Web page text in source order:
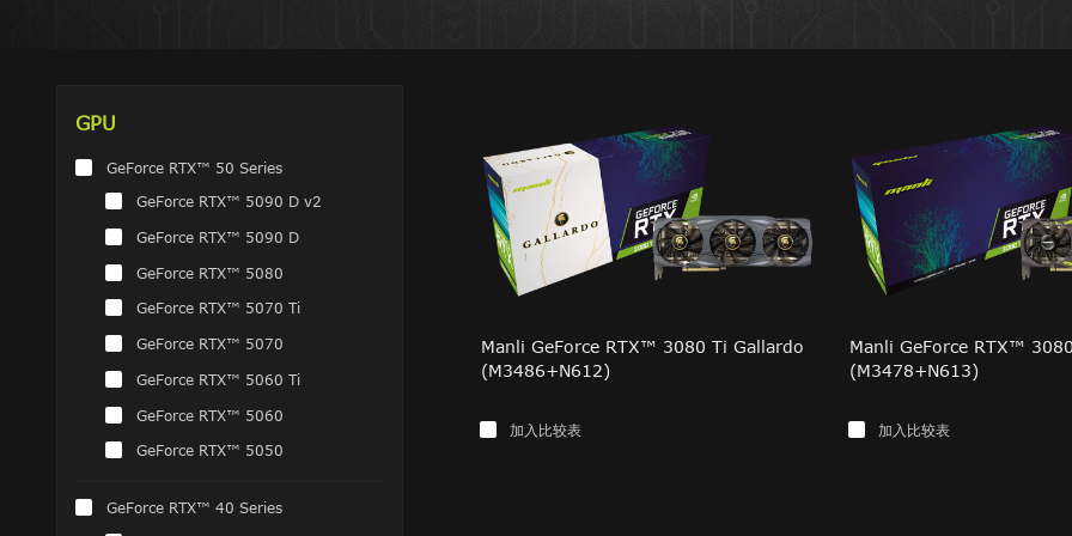
GPU
GeForce RTX™ 50 Series
GeForce RTX™ 5090 D v2
GeForce RTX™ 5090 D
GeForce RTX™ 5080
GeForce RTX™ 5070 Ti
GeForce RTX™ 5070
GeForce RTX™ 5060 Ti
GeForce RTX™ 5060
GeForce RTX™ 5050
GeForce RTX™ 40 Series
Manli GeForce RTX™ 3080 Ti Gallardo
(M3486+N612)
加入比较表
Manli GeForce RTX™
(M3478+N613)
加入比较表